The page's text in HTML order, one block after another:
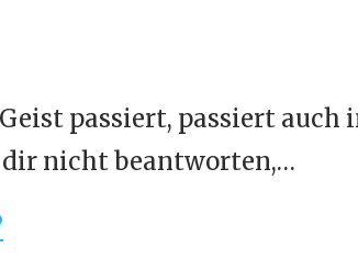
passiert, passiert auch
dir nicht beantworten,…